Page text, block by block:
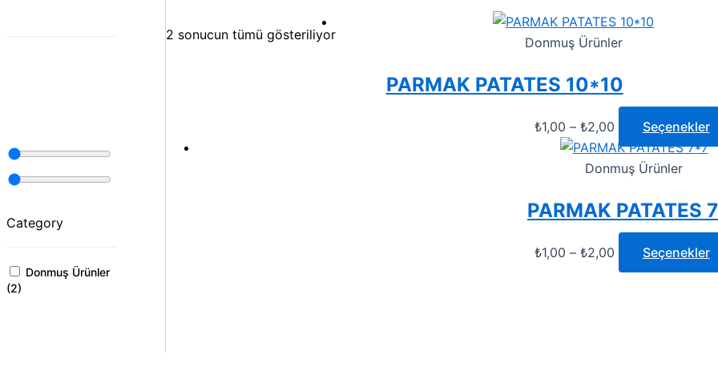
Category
Donmuş Ürünler
(2)
2 sonucun tümü gösteriliyor Donmuş Ürünler
PARMAK PATATES 10*10
₺1,00 – ₺2,00 Seçenekler
Donmuş Ürünler
PARMAK PATATES
₺1,00 – ₺2,00 Seçenekler